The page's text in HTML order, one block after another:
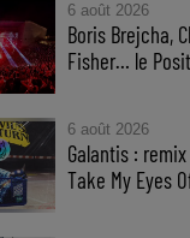
6 août 2026
Boris Brejcha,
Fisher… le
6 août 2026
Galantis :
Take My Eyes